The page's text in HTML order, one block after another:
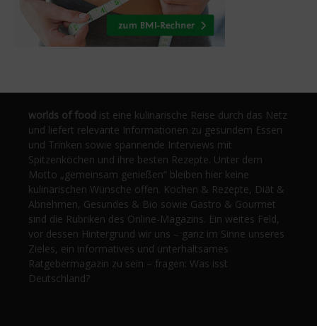
worlds of food ist eine kulinarische Reise durch das Netz
und liefert relevante Informationen zu gesundem Essen
und Trinken sowie spannende Interviews mit
Spitzenköchen und ihre besten Rezepte. Unter dem
Motto „gemeinsam genießen“ bleiben hier keine
kulinarischen Wünsche offen. Kochen & Rezepte, Diät &
Abnehmen, Gesundes & Bio sowie Gastro & Gourmet
sind die Rubriken des Online-Magazins. Ein weites Feld,
vor dessen Hintergrund wir uns – ganz im Sinne unseres
Zieles, ein informatives und unterhaltsames
Ratgebermagazin zu sein – fragen: Was isst
Deutschland?